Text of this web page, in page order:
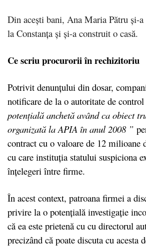
Din acești bani, Ana Maria Pătru și-
la Constanța și și-a construit o casă.
Ce scriu procurorii în rechizitoriu
Potrivit denunțului din dosar,
notificare de la o autoritate de
potențială anchetă având ca obiect
organizată la APIA în anul 2008 ”
contract cu o valoare de 12 milioane
cu care instituția statului suspiciona
înțelegeri între firme.
În acest context, patroana firmei a
privire la o potențială investigație
că ea este prietenă cu cu directorul
precizând că poate discuta cu acesta